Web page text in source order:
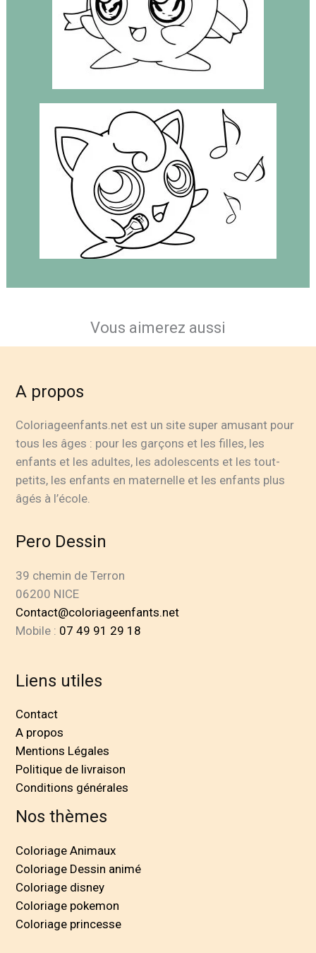
Vous aimerez aussi
A propos
Coloriageenfants.net est un site super amusant pour
tous les âges : pour les garçons et les filles, les
enfants et les adultes, les adolescents et les tout-
petits, les enfants en maternelle et les enfants plus
âgés à l’école.
Pero Dessin
39 chemin de Terron
06200 NICE
Contact@coloriageenfants.net
Mobile : 07 49 91 29 18
Liens utiles
Contact
A propos
Mentions Légales
Politique de livraison
Conditions générales
Nos thèmes
Coloriage Animaux
Coloriage Dessin animé
Coloriage disney
Coloriage pokemon
Coloriage princesse